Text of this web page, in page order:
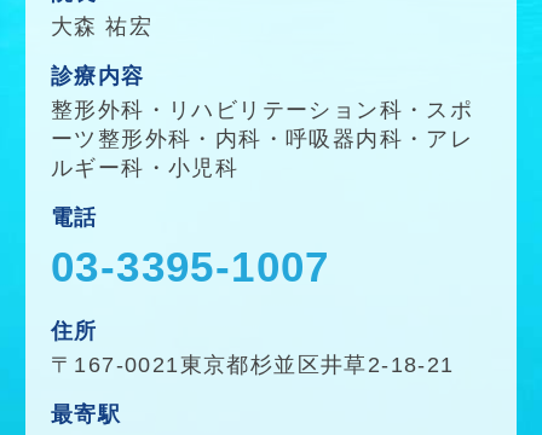
大森 祐宏
診療内容
整形外科 ・ リハビリテーション科 ・ スポ
ーツ整形外科 ・ 内科 ・呼吸器内科 ・ アレ
ルギー科 ・小児科
電話
03-3395-1007
住所
〒167-0021東京都杉並区井草2-18-21
最寄駅